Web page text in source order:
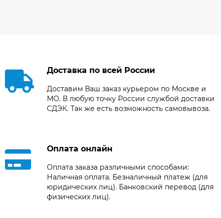
Доставка по всей России
Доставим Ваш заказ курьером по Москве и
МО. В любую точку России службой доставки
СДЭК. Так же есть возможность самовывоза.
Оплата онлайн
Оплата заказа различными способами:
Наличная оплата. Безналичный платеж (для
юридических лиц). Банковский перевод (для
физических лиц).